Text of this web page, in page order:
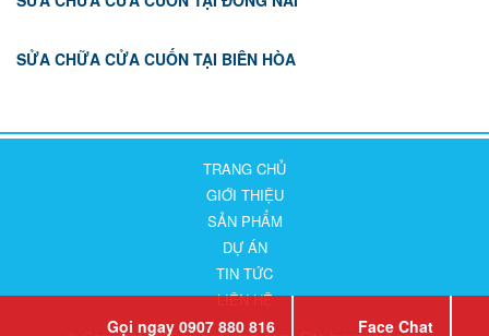
SỬA CHỮA CỬA CUỐN TẠI BIÊN HÒA
TRANG CHỦ
GIỚI THIỆU
SẢN PHẨM
DỰ ÁN
TIN TỨC
LIÊN HỆ
Gọi ngay 0907 880 816 Face Chat